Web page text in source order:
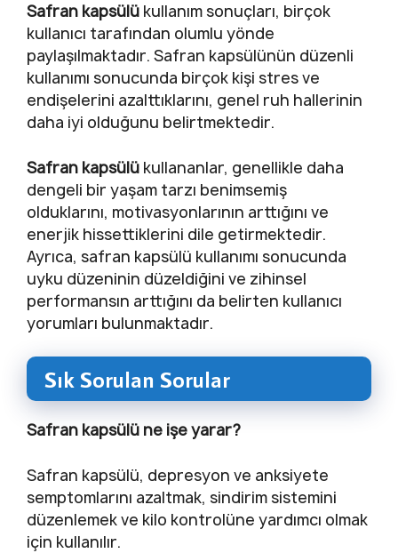
Safran kapsülü kullanım sonuçları, birçok
kullanıcı tarafından olumlu yönde
paylaşılmaktadır. Safran kapsülünün düzenli
kullanımı sonucunda birçok kişi stres ve
endişelerini azalttıklarını, genel ruh hallerinin
daha iyi olduğunu belirtmektedir.
Safran kapsülü kullananlar, genellikle daha
dengeli bir yaşam tarzı benimsemiş
olduklarını, motivasyonlarının arttığını ve
enerjik hissettiklerini dile getirmektedir.
Ayrıca, safran kapsülü kullanımı sonucunda
uyku düzeninin düzeldiğini ve zihinsel
performansın arttığını da belirten kullanıcı
yorumları bulunmaktadır.
Sık Sorulan Sorular
Safran kapsülü ne işe yarar?
Safran kapsülü, depresyon ve anksiyete
semptomlarını azaltmak, sindirim sistemini
düzenlemek ve kilo kontrolüne yardımcı olmak
için kullanılır.